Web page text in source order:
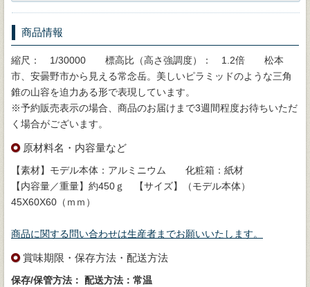
商品情報
縮尺： 1/30000 標高比（高さ強調度）： 1.2倍 松本
市、安曇野市から見える常念岳。美しいピラミッドのような三角
錐の山容を迫力ある形で表現しています。
※予約販売表示の場合、商品のお届けまで3週間程度お待ちいただ
く場合がございます。
原材料名・内容量など
【素材】モデル本体：アルミニウム 化粧箱：紙材
【内容量／重量】約450ｇ 【サイズ】（モデル本体）
45X60X60（ｍｍ）
商品に関する問い合わせは生産者までお願いいたします。
賞味期限・保存方法・配送方法
保存/保管方法： 配送方法：常温